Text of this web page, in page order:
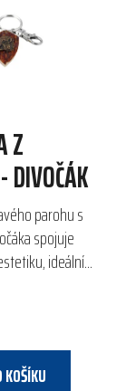
Z
DIVOČÁK
parohu s
spojuje
ideální
Ruční
kůže zajišťuje
které
KOŠÍKU